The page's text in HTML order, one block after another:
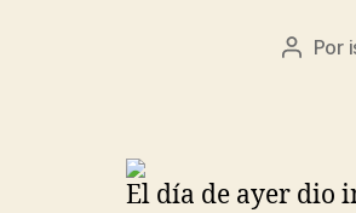
Autor
Por
El día de ayer dio